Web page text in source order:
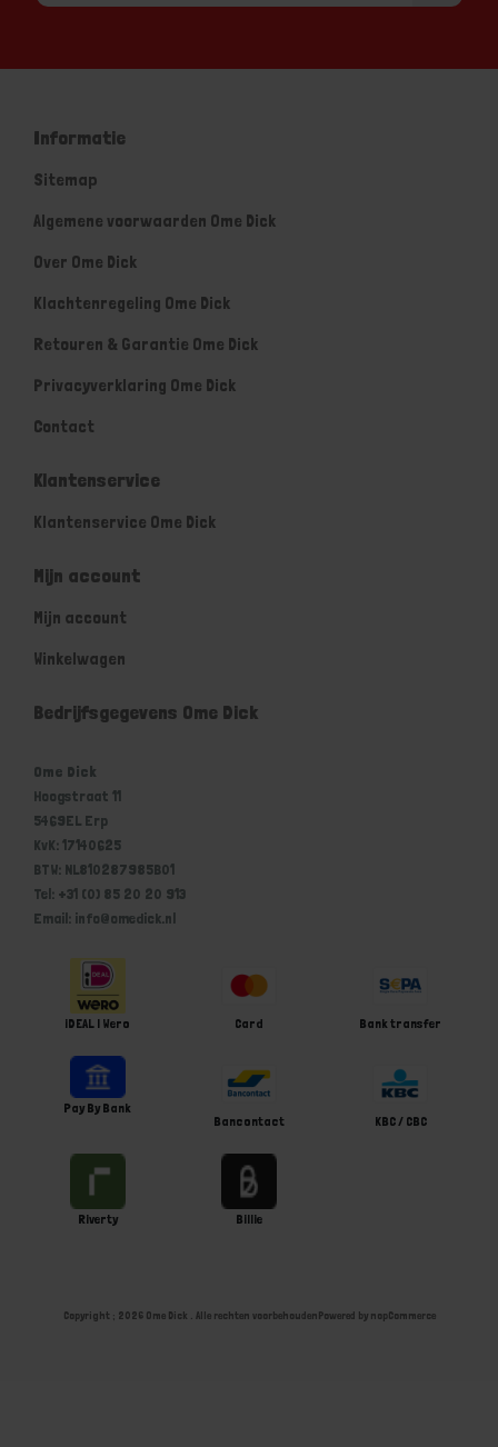
Informatie
Sitemap
Algemene voorwaarden Ome Dick
Over Ome Dick
Klachtenregeling Ome Dick
Retouren & Garantie Ome Dick
Privacyverklaring Ome Dick
Contact
Klantenservice
Klantenservice Ome Dick
Mijn account
Mijn account
Winkelwagen
Bedrijfsgegevens Ome Dick
Ome Dick
Hoogstraat 11
5469EL Erp
KvK: 17140625
BTW: NL810287985B01
Tel: +31 (0) 85 20 20 913
Email: info@omedick.nl
iDEAL | Wero Card Bank transfer
Pay By Bank
Bancontact
KBC / CBC
Riverty Billie
Copyright ; 2026 Ome Dick . Alle rechten voorbehoudenPowered by nopCommerce